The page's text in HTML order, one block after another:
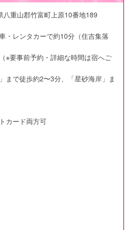
重山郡竹富町上原10番地189
・レンタカーで約10分（住吉集落
※要事前予約・詳細な時間は宿へご
まで徒歩約2〜3分、「星砂海岸」ま
カード両方可